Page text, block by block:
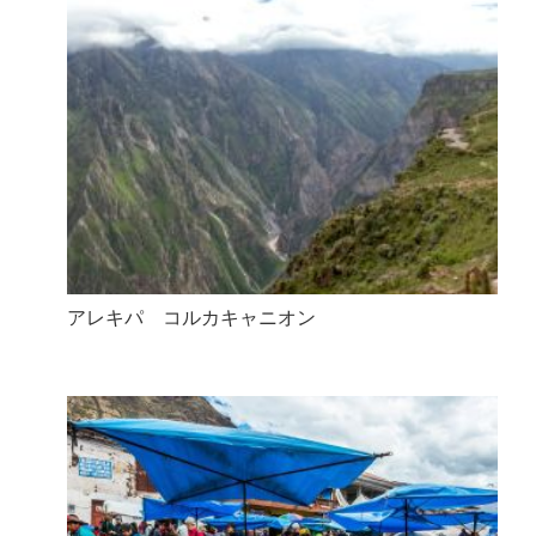
アレキパ コルカキャニオン